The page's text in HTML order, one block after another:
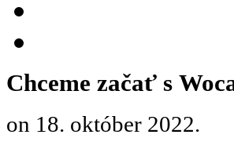
Chceme začať s
on 18. október 2022.